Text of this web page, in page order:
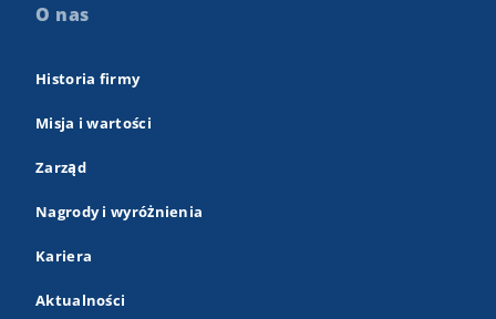
O nas
Historia firmy
Misja i wartości
Zarząd
Nagrody i wyróżnienia
Kariera
Aktualności